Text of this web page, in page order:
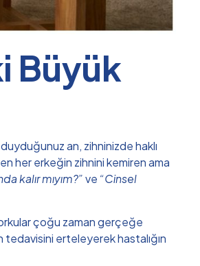
Büyük
an, zihninizde haklı
her erkeğin zihnini kemiren ama
kalır mıyım?”ve “Cinsel
çoğu zaman gerçeğe
tedavisini erteleyerek hastalığın